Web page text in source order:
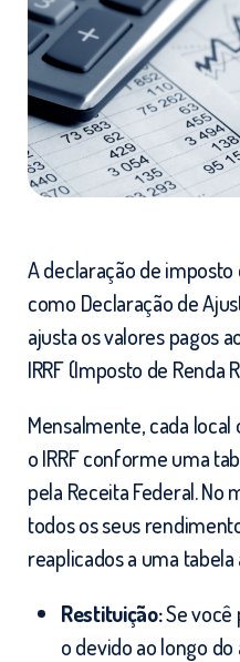
A declaração de
como Declaração de
ajusta os valores pagos
IRRF (Imposto de Renda
Mensalmente, cada
o IRRF conforme uma
pela Receita Federal. No
todos os seus
reaplicados a uma tabela
Restituição:Se você
o devido ao longo do